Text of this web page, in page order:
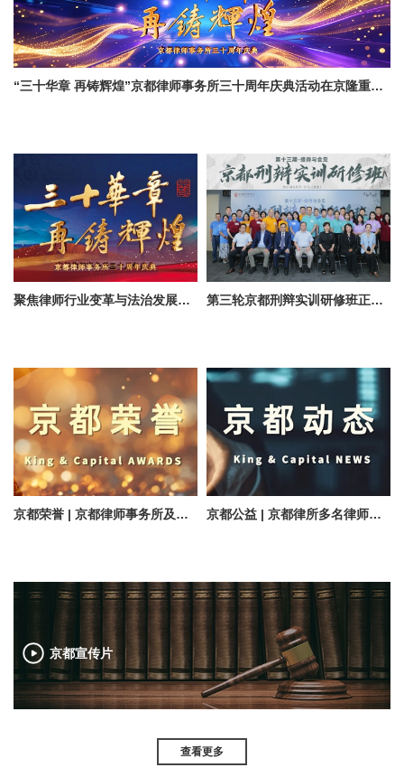
“三十华章 再铸辉煌”京都律师事务所三十周年庆典活动在京隆重举行
聚焦律师行业变革与法治发展，京都所三十周年庆典会议在京顺利举行 第三轮京都刑辩实训研修班正式开班 研讨接待与会见痛难点
京都荣誉 | 京都律师事务所及多位律师入选律新社《精品法律服务品牌指南（2025）》 京都公益 | 京都律所多名律师受聘最高人民法院诉讼服务专家志愿者、志愿律师和志愿专家
京都宣传片
查看更多